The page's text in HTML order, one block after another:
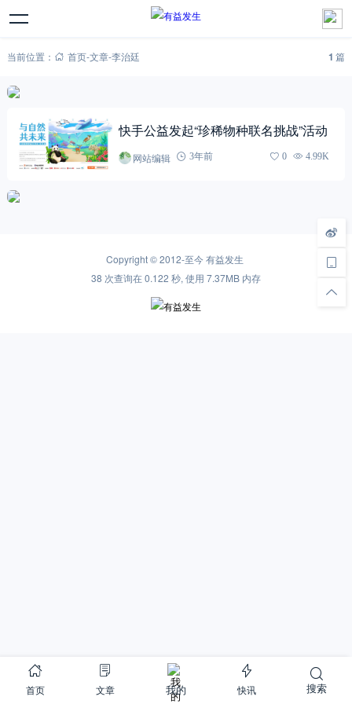
当前位置： 首页-文章-李治廷 1 篇
快手公益发起“珍稀物种联名挑战”活动
网站编辑 3年前 0 4.99K
Copyright © 2012-至今有益发生
38 次查询在 0.122 秒, 使用 7.37MB 内存
首页 文章 我的 快讯 搜索